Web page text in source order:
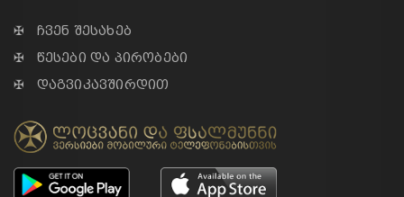
✠ ჩვენ შესახებ
✠ წესები და პირობები
✠ დაგვიკავშირდით